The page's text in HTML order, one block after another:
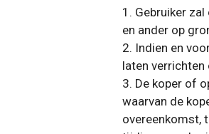
1. Gebruiker
en ander op
2. Indien en
laten verrichten
3. De koper of
waarvan de
overeenkomst,